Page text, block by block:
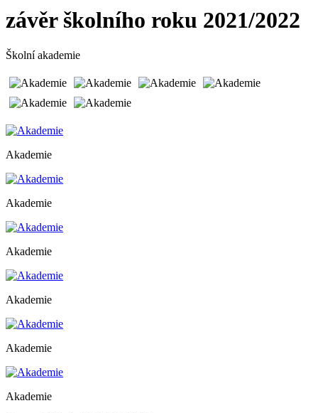
závěr školního roku 2021/2022
Školní akademie
Akademie
Akademie
Akademie
Akademie
Akademie
Akademie